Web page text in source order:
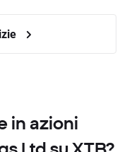
in azioni